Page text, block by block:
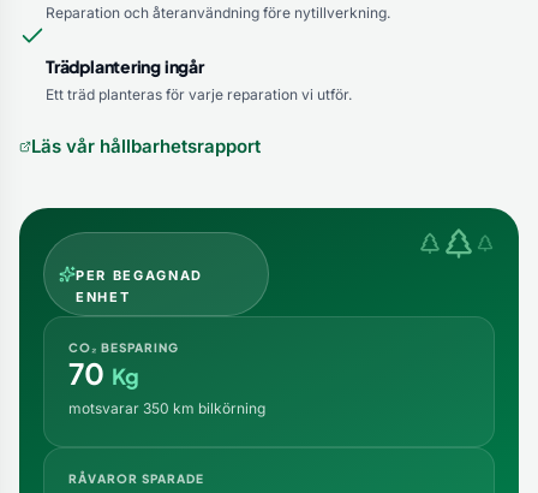
Reparation och återanvändning före nytillverkning.
Trädplantering ingår
Ett träd planteras för varje reparation vi utför.
Läs vår hållbarhetsrapport
PER BEGAGNAD
ENHET
CO₂ BESPARING
70 Kg
motsvarar 350 km bilkörning
RÅVAROR SPARADE